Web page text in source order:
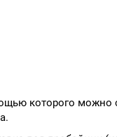
которого можно